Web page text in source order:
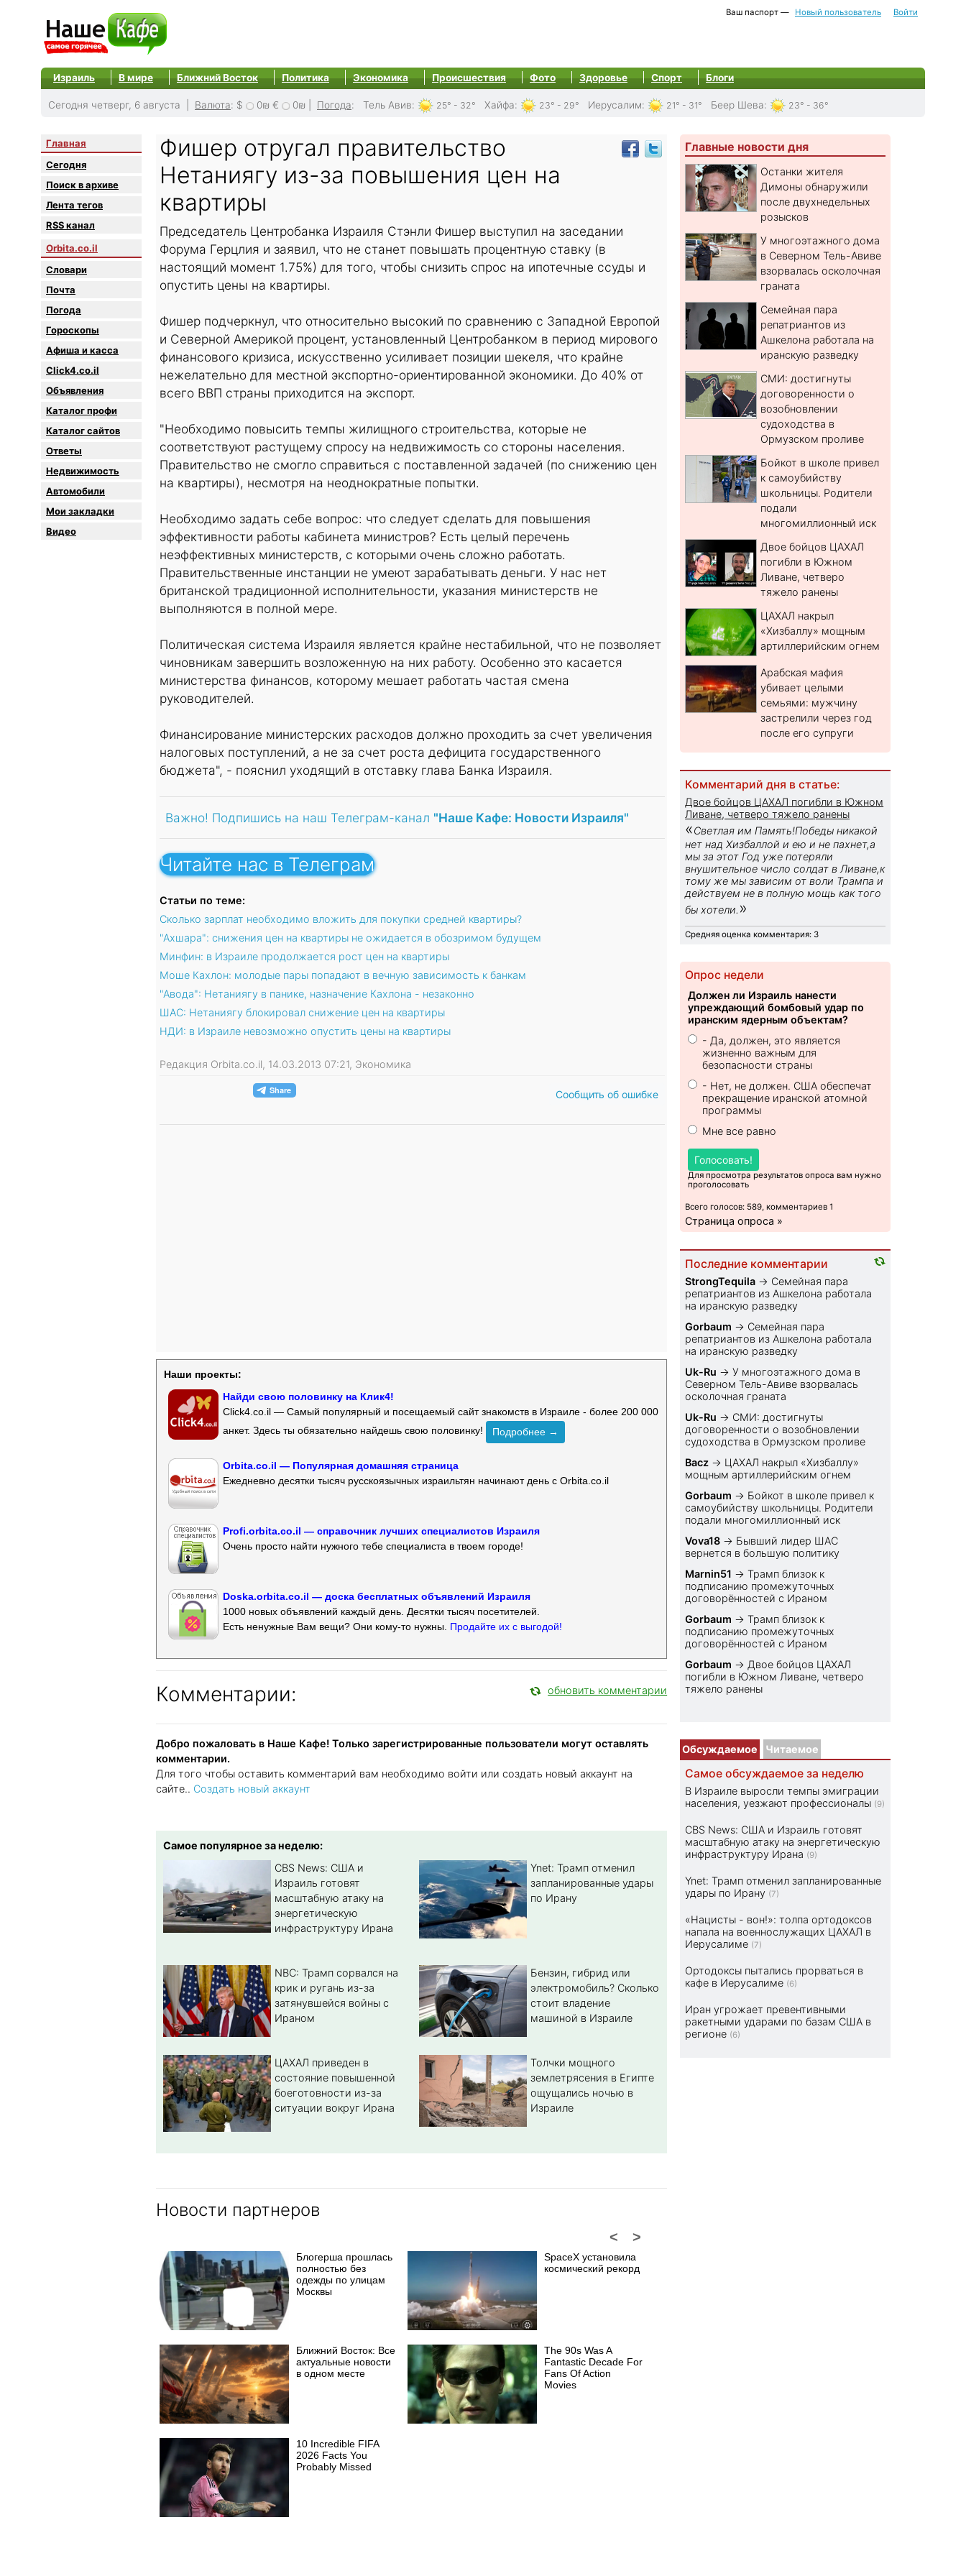
Ваш паспорт — Новый пользователь Войти
Израиль В мире Ближний Восток Политика Экономика Происшествия Фото Здоровье Спорт Блоги
Сегодня четверг, 6 августа | Валюта: $ 0₪ € 0₪ Погода: Тель Авив: 25° - 32° Хайфа: 23° - 29° Иерусалим: 21° - 31° Беер Шева: 23° - 36°
Главная
Сегодня
Поиск в архиве
Лента тегов
RSS канал
Orbita.co.il
Словари
Почта
Погода
Гороскопы
Афиша и касса
Click4.co.il
Объявления
Каталог профи
Каталог сайтов
Oтветы
Недвижимость
Автомобили
Мои закладки
Видео
Фишер отругал правительство
Нетаниягу из-за повышения цен на
квартиры
Председатель Центробанка Израиля Стэнли Фишер выступил на заседании
Форума Герцлия и заявил, что не станет повышать процентную ставку (в
настоящий момент 1.75%) для того, чтобы снизить спрос на ипотечные ссуды и
опустить цены на квартиры.
Фишер подчеркнул, что относительно высокий по сравнению с Западной Европой
и Северной Америкой процент, установленный Центробанком в период мирового
финансового кризиса, искусственно усиливает позиции шекеля, что крайне
нежелательно для местной экспортно-ориентированной экономики. До 40% от
всего ВВП страны приходится на экспорт.
"Необходимо повысить темпы жилищного строительства, которые не
соответствуют растущему спросу на недвижимость со стороны населения.
Правительство не смогло справиться с поставленной задачей (по снижению цен
на квартиры), несмотря на неоднократные попытки.
Необходимо задать себе вопрос: что следует сделать для повышения
эффективности работы кабинета министров? Есть целый перечень
неэффективных министерств, с которыми очень сложно работать.
Правительственные инстанции не умеют зарабатывать деньги. У нас нет
британской традиционной исполнительности, указания министерств не
выполняются в полной мере.
Политическая система Израиля является крайне нестабильной, что не позволяет
чиновникам завершить возложенную на них работу. Особенно это касается
министерства финансов, которому мешает работать частая смена
руководителей.
Финансирование министерских расходов должно проходить за счет увеличения
налоговых поступлений, а не за счет роста дефицита государственного
бюджета", - пояснил уходящий в отставку глава Банка Израиля.
Важно! Подпишись на наш Телеграм-канал "Наше Кафе: Новости Израиля"
Читайте нас в Телеграм
Статьи по теме:
Сколько зарплат необходимо вложить для покупки средней квартиры?
"Ахшара": снижения цен на квартиры не ожидается в обозримом будущем
Минфин: в Израиле продолжается рост цен на квартиры
Моше Кахлон: молодые пары попадают в вечную зависимость к банкам
"Авода": Нетаниягу в панике, назначение Кахлона - незаконно
ШАС: Нетаниягу блокировал снижение цен на квартиры
НДИ: в Израиле невозможно опустить цены на квартиры
Редакция Orbita.co.il, 14.03.2013 07:21, Экономика
Сообщить об ошибке
Наши проекты:
Найди свою половинку на Клик4!
Click4.co.il — Самый популярный и посещаемый сайт знакомств в Израиле - более 200 000
анкет. Здесь ты обязательно найдешь свою половинку!
Подробнее →
Orbita.co.il — Популярная домашняя страница
Ежедневно десятки тысяч русскоязычных израильтян начинают день с Orbita.co.il
Profi.orbita.co.il — справочник лучших специалистов Израиля
Очень просто найти нужного тебе специалиста в твоем городе!
Doska.orbita.co.il — доска бесплатных объявлений Израиля
1000 новых объявлений каждый день. Десятки тысяч посетителей.
Есть ненужные Вам вещи? Они кому-то нужны. Продайте их с выгодой!
Комментарии: обновить комментарии
Добро пожаловать в Наше Кафе! Только зарегистрированные пользователи могут оставлять
комментарии.
Для того чтобы оставить комментарий вам необходимо войти или создать новый аккаунт на
сайте.. Создать новый аккаунт
Самое популярное за неделю:
CBS News: США и
Израиль готовят
масштабную атаку на
энергетическую
инфраструктуру Ирана
Ynet: Трамп отменил
запланированные удары
по Ирану
NBC: Трамп сорвался на
крик и ругань из-за
затянувшейся войны с
Ираном
Бензин, гибрид или
электромобиль? Cколько
стоит владение
машиной в Израиле
ЦАХАЛ приведен в
состояние повышенной
боеготовности из-за
ситуации вокруг Ирана
Толчки мощного
землетрясения в Египте
ощущались ночью в
Израиле
Новости партнеров
>
<
Блогерша прошлась
полностью без
одежды по улицам
Москвы
SpaceX установила
космический рекорд
Ближний Восток: Все
актуальные новости
в одном месте
The 90s Was A
Fantastic Decade For
Fans Of Action
Movies
10 Incredible FIFA
2026 Facts You
Probably Missed
Главные новости дня
Останки жителя
Димоны обнаружили
после двухнедельных
розысков
У многоэтажного дома
в Северном Тель-Авиве
взорвалась осколочная
граната
Семейная пара
репатриантов из
Ашкелона работала на
иранскую разведку
СМИ: достигнуты
договоренности о
возобновлении
судоходства в
Ормузском проливе
Бойкот в школе привел
к самоубийству
школьницы. Родители
подали
многомиллионный иск
Двое бойцов ЦАХАЛ
погибли в Южном
Ливане, четверо
тяжело ранены
ЦАХАЛ накрыл
«Хизбаллу» мощным
артиллерийским огнем
Арабская мафия
убивает целыми
семьями: мужчину
застрелили через год
после его супруги
Комментарий дня в статье:
Двое бойцов ЦАХАЛ погибли в Южном
Ливане, четверо тяжело ранены
«Светлая им Память!Победы никакой
нет над Хизбаллой и ею и не пахнет,а
мы за этот Год уже потеряли
внушительное число солдат в Ливане,к
тому же мы зависим от воли Трампа и
действуем не в полную мощь как того
бы хотели. »
Средняя оценка комментария: 3
Опрос недели
Должен ли Израиль нанести
упреждающий бомбовый удар по
иранским ядерным объектам?
- Да, должен, это является
жизненно важным для
безопасности страны
- Нет, не должен. США обеспечат
прекращение иранской атомной
программы
Мне все равно
Голосовать!
Для просмотра результатов опроса вам нужно
проголосовать
Всего голосов: 589, комментариев 1
Страница опроса »
Последние комментарии
StrongTequila → Семейная пара
репатриантов из Ашкелона работала
на иранскую разведку
Gorbaum → Семейная пара
репатриантов из Ашкелона работала
на иранскую разведку
Uk-Ru →У многоэтажного дома в
Северном Тель-Авиве взорвалась
осколочная граната
Uk-Ru → СМИ: достигнуты
договоренности о возобновлении
судоходства в Ормузском проливе
Bacz → ЦАХАЛ накрыл «Хизбаллу»
мощным артиллерийским огнем
Gorbaum → Бойкот в школе привел к
самоубийству школьницы. Родители
подали многомиллионный иск
Vova18 → Бывший лидер ШАС
вернется в большую политику
Marnin51 →Трамп близок к
подписанию промежуточных
договорённостей с Ираном
Gorbaum →Трамп близок к
подписанию промежуточных
договорённостей с Ираном
Gorbaum → Двое бойцов ЦАХАЛ
погибли в Южном Ливане, четверо
тяжело ранены
Обсуждаемое Читаемое
Самое обсуждаемое за неделю
В Израиле выросли темпы эмиграции
населения, уезжают профессионалы (9)
CBS News: США и Израиль готовят
масштабную атаку на энергетическую
инфраструктуру Ирана (9)
Ynet: Трамп отменил запланированные
удары по Ирану (7)
«Нацисты - вон!»: толпа ортодоксов
напала на военнослужащих ЦАХАЛ в
Иерусалиме (7)
Ортодоксы пытались прорваться в
кафе в Иерусалиме (6)
Иран угрожает превентивными
ракетными ударами по базам США в
регионе (6)